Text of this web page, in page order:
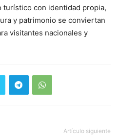
con identidad propia,
y patrimonio se conviertan
visitantes nacionales y
Artículo siguiente